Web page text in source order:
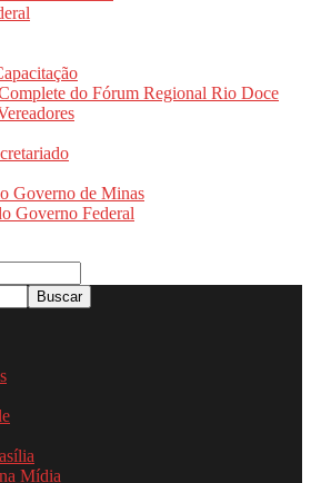
do Fórum Regional Rio Doce
Governo de Minas
Governo Federal
Mídia